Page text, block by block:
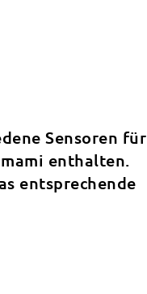
Sensoren für
enthalten.
entsprechende